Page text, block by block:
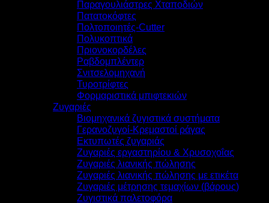
Παραγουλιάστρες Χταποδιών
Πατατοκόφτες
Πολτοποιητές-Cutter
Πολυκοπτικά
Πριονοκορδέλες
Ραβδομπλέντερ
Σνιτσελομηχανή
Τυροτρίφτες
Φορμαριστικά μπιφτεκιών
Ζυγαριές
Βιομηχανικά ζυγιστικά συστήματα
Γερανοζυγοί-Κρεμαστοί ράγας
Εκτυπωτές ζυγαριάς
Ζυγαριές εργαστηρίου & Χρυσοχοΐας
Ζυγαριές λιανικής πώλησης
Ζυγαριές λιανικής πώλησης με ετικέτα
Ζυγαριές μέτρησης τεμαχίων (βάρους)
Ζυγιστικά παλετοφόρα